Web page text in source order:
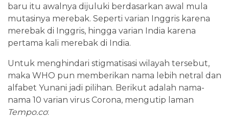
baru itu awalnya dijuluki berdasarkan awal mula
mutasinya merebak. Seperti varian Inggris karena
merebak di Inggris, hingga varian India karena
pertama kali merebak di India.
Untuk menghindari stigmatisasi wilayah tersebut,
maka WHO pun memberikan nama lebih netral dan
alfabet Yunani jadi pilihan. Berikut adalah nama-
nama 10 varian virus Corona, mengutip laman
Tempo.co: